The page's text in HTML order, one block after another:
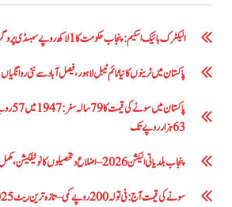
الیکٹرک بائیک اسکیم: پنجاب حکومت کا1 لاکھ روپے سبسڈی پروگرام کا آغاز ،مکمل طریقہ سامنے
پاکستان میں ٹرینوں کا نیا ٹائم ٹیبل لاہور، فیصل آباد سے نئی روانگیاں
63 ہزار روپے تک
پنجاب بلدیاتی الیکشن 2026 – اضلاع و تحصیلوں کا نوٹیفکیشن، مکمل الیکشن تیاریاں عروج پر
سونے کی قیمت آج: فی تولہ 200 روپے کمی – تازہ ترین ریٹ 2025